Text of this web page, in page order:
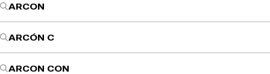
ARCON
ARCÓN C
ARCON CON